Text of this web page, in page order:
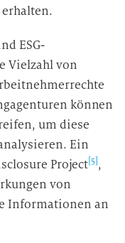
ESG-
Vielzahl von
können
um diese
Ein
Project[5] ,
von
Informationen an